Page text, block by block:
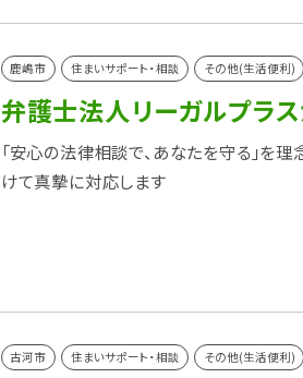
鹿嶋市 住まいサポート・相談 その他(生活便利)
弁護士法人リーガルプラ
「安心の法律相談で、あなたを守る」を
けて真摯に対応します
古河市 住まいサポート・相談 その他(生活便利)